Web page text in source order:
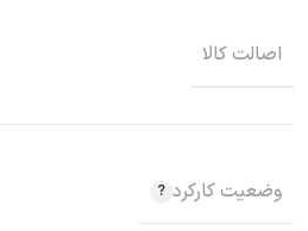
اصالت کالا
وضعیت کارکرد